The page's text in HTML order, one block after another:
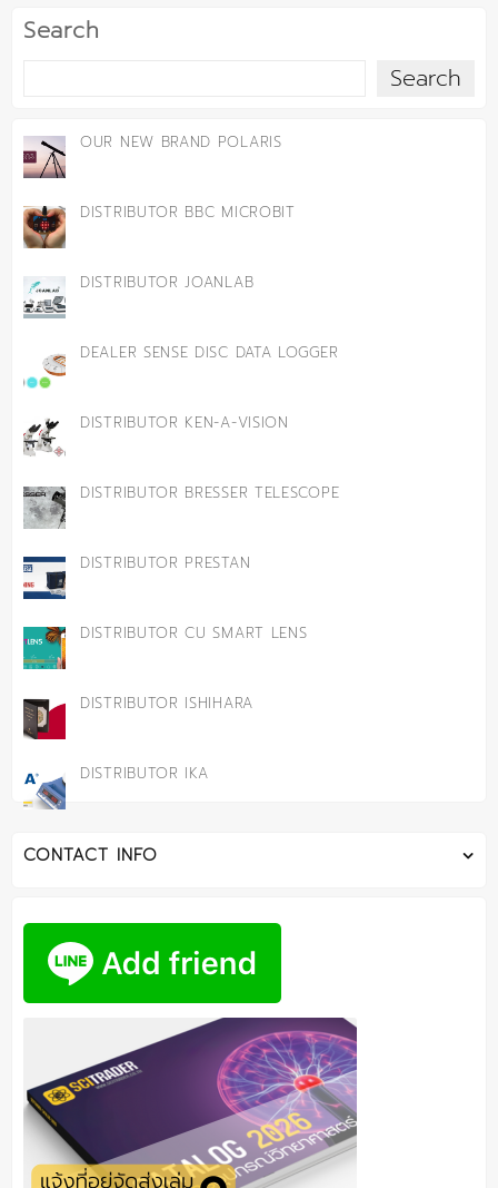
Search
Search
OUR NEW BRAND POLARIS
DISTRIBUTOR BBC MICROBIT
DISTRIBUTOR JOANLAB
DEALER SENSE DISC DATA LOGGER
DISTRIBUTOR KEN-A-VISION
DISTRIBUTOR BRESSER TELESCOPE
DISTRIBUTOR PRESTAN
DISTRIBUTOR CU SMART LENS
DISTRIBUTOR ISHIHARA
DISTRIBUTOR IKA
CONTACT INFO